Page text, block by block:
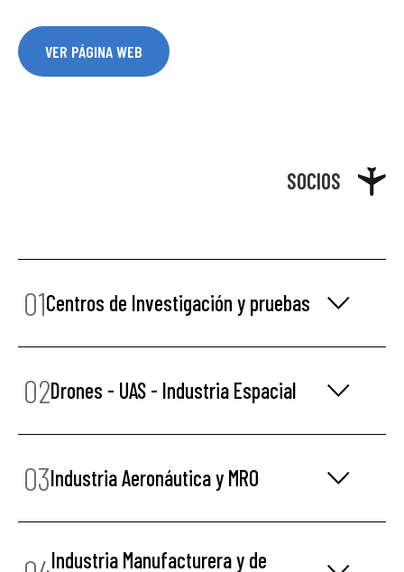
VER PÁGINA WEB
SOCIOS
01Centros de Investigación y pruebas
02Drones - UAS - Industria Espacial
03Industria Aeronáutica y MRO
Industria Manufacturera y de